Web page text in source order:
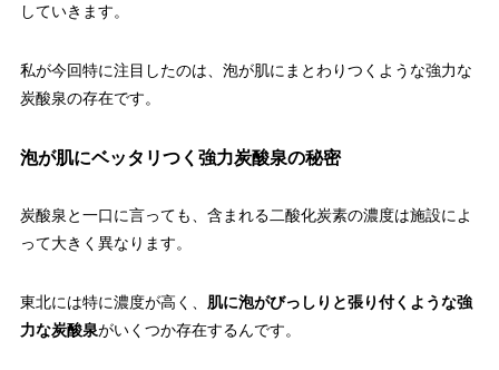
していきます。
私が今回特に注目したのは、泡が肌にまとわりつくような強力な
炭酸泉の存在です。
泡が肌にベッタリつく強力炭酸泉の秘密
炭酸泉と一口に言っても、含まれる二酸化炭素の濃度は施設によ
って大きく異なります。
東北には特に濃度が高く、 肌に泡がびっしりと張り付くような強
力な炭酸泉がいくつか存在するんです。